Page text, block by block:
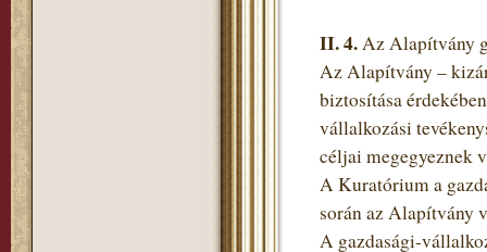
II. 4.Az Alapítvány
Az Alapítvány –
biztosítása
vállalkozási
céljai megegyeznek
A Kuratórium a
során az Alapítvány
A gazdasági-